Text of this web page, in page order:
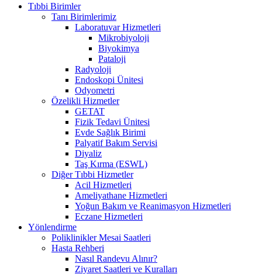
Tıbbi Birimler
Tanı Birimlerimiz
Laboratuvar Hizmetleri
Mikrobiyoloji
Biyokimya
Pataloji
Radyoloji
Endoskopi Ünitesi
Odyometri
Özelikli Hizmetler
GETAT
Fizik Tedavi Ünitesi
Evde Sağlık Birimi
Palyatif Bakım Servisi
Diyaliz
Taş Kırma (ESWL)
Diğer Tıbbi Hizmetler
Acil Hizmetleri
Ameliyathane Hizmetleri
Yoğun Bakım ve Reanimasyon Hizmetleri
Eczane Hizmetleri
Yönlendirme
Poliklinikler Mesai Saatleri
Hasta Rehberi
Nasıl Randevu Alınır?
Ziyaret Saatleri ve Kuralları